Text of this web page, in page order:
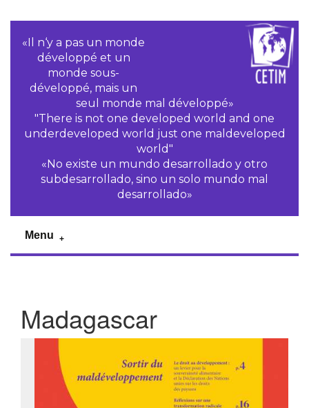
«Il n‘y a pas un monde
développé et un
monde sous-
développé, mais un
seul monde mal développé»
"There is not one developed world and one
underdeveloped world just one maldeveloped
world"
«No existe un mundo desarrollado y otro
subdesarrollado, sino un solo mundo mal
desarrollado»
Menu
Madagascar